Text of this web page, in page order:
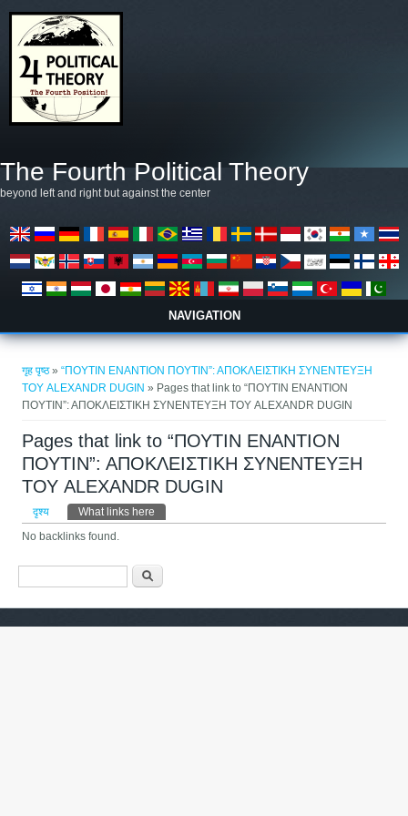
The Fourth Political Theory
beyond left and right but against the center
NAVIGATION
गृह पृष्ठ»“ΠΟΥΤΙΝ ΕΝΑΝΤΙΟΝ ΠΟΥΤΙΝ”: ΑΠΟΚΛΕΙΣΤΙΚΗ ΣΥΝΕΝΤΕΥΞΗ
ΤΟΥ ALEXANDR DUGIN » Pages that link to “ΠΟΥΤΙΝ ΕΝΑΝΤΙΟΝ
ΠΟΥΤΙΝ”: ΑΠΟΚΛΕΙΣΤΙΚΗ ΣΥΝΕΝΤΕΥΞΗ ΤΟΥ ALEXANDR DUGIN
Pages that link to “ΠΟΥΤΙΝ ΕΝΑΝΤΙΟΝ
ΠΟΥΤΙΝ”: ΑΠΟΚΛΕΙΣΤΙΚΗ ΣΥΝΕΝΤΕΥΞΗ
ΤΟΥ ALEXANDR DUGIN
प्राथमिक टैब्स
दृश्य What links here
No backlinks found.